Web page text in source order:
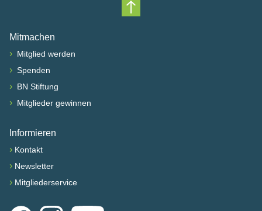
Nach oben scrollen
Mitmachen
› Mitglied werden
› Spenden
› BN Stiftung
› Mitglieder gewinnen
Informieren
› Kontakt
› Newsletter
› Mitgliederservice